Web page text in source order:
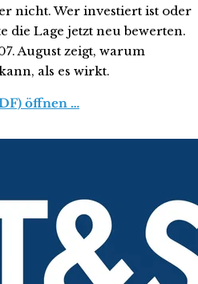
nicht. Wer investiert ist oder
die Lage jetzt neu bewerten.
August zeigt, warum
als es wirkt.
öffnen …